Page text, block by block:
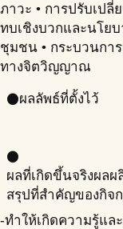
ภาวะ • การปรับเปลี่
ทบเชิงบวกและนโย
ชุมชน • กระบวนก
ทางจิตวิญญาณ
circleผลลัพธ์ที่ตั้งไว้
circle
ผลที่เกิดขึ้นจริงผลผ
สรุปที่สำคัญของกิจ
-ทำให้เกิดความรู้แล